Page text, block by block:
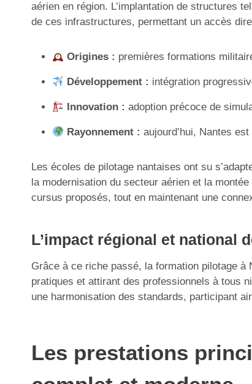
aérien en région. L’implantation de structures
de ces infrastructures, permettant un accès
Origines : premières formations
Développement : intégration
Innovation : adoption précoce de
Rayonnement : aujourd’hui, Nantes
Les écoles de pilotage nantaises ont su
la modernisation du secteur aérien et la
cursus proposés, tout en maintenant une
L’impact régional et national
Grâce à ce riche passé, la formation pilotage à
pratiques et attirant des professionnels à tous
une harmonisation des standards, participant
Les prestations